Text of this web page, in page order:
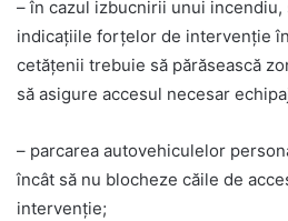
– în cazul izbucnirii unui
indicațiile forțelor de intervenție
cetățenii trebuie să părăsească
să asigure accesul necesar
– parcarea autovehiculelor
încât să nu blocheze căile de
intervenție;